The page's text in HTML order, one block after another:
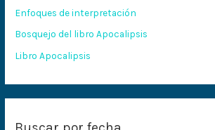
r
:
Enfoques de interpretación
Bosquejo del libro Apocalipsis
Libro Apocalipsis